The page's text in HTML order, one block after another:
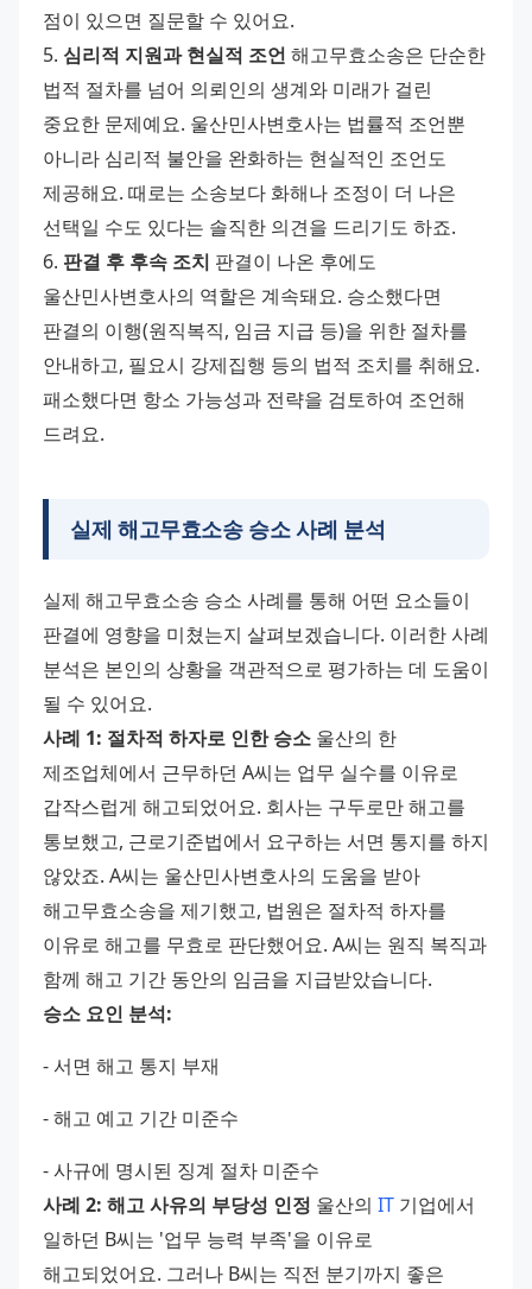
점이 있으면 질문할 수 있어요.
5. 심리적 지원과 현실적 조언 해고무효소송은 단순한
법적 절차를 넘어 의뢰인의 생계와 미래가 걸린
중요한 문제예요. 울산민사변호사는 법률적 조언뿐
아니라 심리적 불안을 완화하는 현실적인 조언도
제공해요. 때로는 소송보다 화해나 조정이 더 나은
선택일 수도 있다는 솔직한 의견을 드리기도 하죠.
6. 판결 후 후속 조치 판결이 나온 후에도
울산민사변호사의 역할은 계속돼요. 승소했다면
판결의 이행(원직복직, 임금 지급 등)을 위한 절차를
안내하고, 필요시 강제집행 등의 법적 조치를 취해요.
패소했다면 항소 가능성과 전략을 검토하여 조언해
드려요.
실제 해고무효소송 승소 사례 분석
실제 해고무효소송 승소 사례를 통해 어떤 요소들이
판결에 영향을 미쳤는지 살펴보겠습니다. 이러한 사례
분석은 본인의 상황을 객관적으로 평가하는 데 도움이
될 수 있어요.
사례 1: 절차적 하자로 인한 승소 울산의 한
제조업체에서 근무하던 A씨는 업무 실수를 이유로
갑작스럽게 해고되었어요. 회사는 구두로만 해고를
통보했고, 근로기준법에서 요구하는 서면 통지를 하지
않았죠. A씨는 울산민사변호사의 도움을 받아
해고무효소송을 제기했고, 법원은 절차적 하자를
이유로 해고를 무효로 판단했어요. A씨는 원직 복직과
함께 해고 기간 동안의 임금을 지급받았습니다.
승소 요인 분석:
- 서면 해고 통지 부재
- 해고 예고 기간 미준수
- 사규에 명시된 징계 절차 미준수
사례 2: 해고 사유의 부당성 인정 울산의 IT 기업에서
일하던 B씨는 '업무 능력 부족'을 이유로
해고되었어요. 그러나 B씨는 직전 분기까지 좋은